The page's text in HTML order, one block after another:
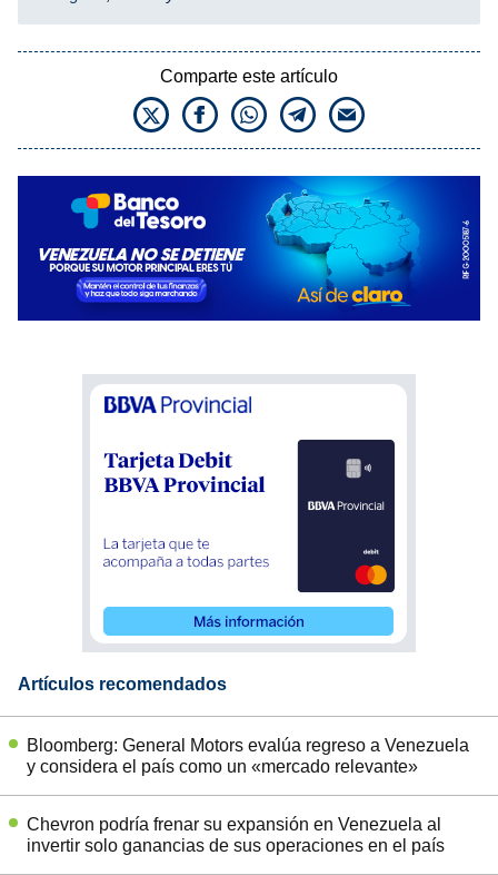
Comparte este artículo
Artículos recomendados
Bloomberg: General Motors evalúa regreso a Venezuela
y considera el país como un «mercado relevante»
Chevron podría frenar su expansión en Venezuela al
invertir solo ganancias de sus operaciones en el país